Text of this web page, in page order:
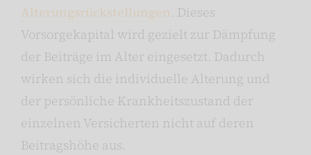
Alterungsrückstellungen. Dieses
Vorsorgekapital wird gezielt zur Dämpfung
der Beiträge im Alter eingesetzt. Dadurch
wirken sich die individuelle Alterung und
der persönliche Krankheitszustand der
einzelnen Versicherten nicht auf deren
Beitragshöhe aus.